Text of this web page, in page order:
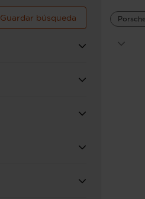
Guardar búsqueda